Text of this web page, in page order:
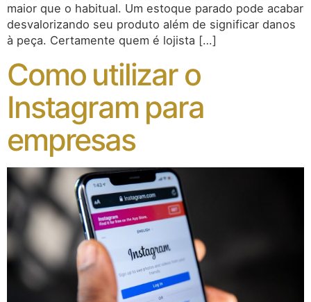
maior que o habitual. Um estoque parado pode acabar
desvalorizando seu produto além de significar danos
à peça. Certamente quem é lojista […]
Como utilizar o
Instagram para
empresas